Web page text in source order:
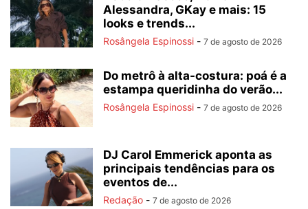
Alessandra, GKay e mais: 15
looks e trends...
Rosângela Espinossi - 7 de agosto de 2026
Do metrô à alta-costura: poá é a
estampa queridinha do verão...
Rosângela Espinossi - 7 de agosto de 2026
DJ Carol Emmerick aponta as
principais tendências para os
eventos de...
Redação - 7 de agosto de 2026